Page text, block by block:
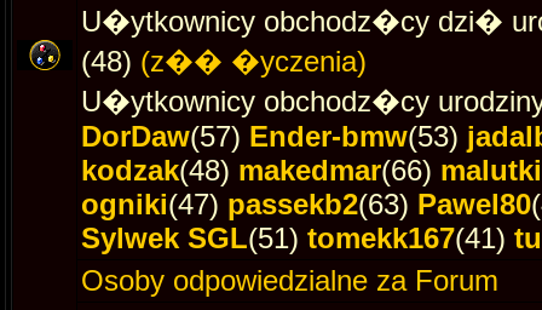
U�ytkownicy obchodz�cy dzi�
(48) (z�� �yczenia)
U�ytkownicy obchodz�cy
DorDaw(57) Ender-bmw(53)
kodzak(48) makedmar(66)
ogniki(47) passekb2(63) Pawel80
Sylwek SGL(51) tomekk167(41)
Osoby odpowiedzialne za Forum